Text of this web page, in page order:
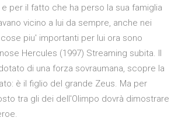
per il fatto che ha perso la sua famiglia
vicino a lui da sempre, anche nei
piu' importanti per lui ora sono
Hercules (1997) Streaming subita. Il
di una forza sovraumana, scopre la
è il figlio del grande Zeus. Ma per
tra gli dei dell'Olimpo dovrà dimostrare